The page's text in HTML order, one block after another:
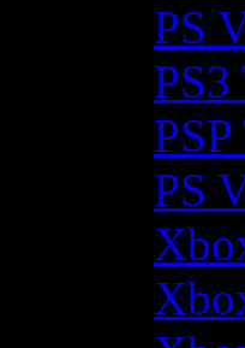
PS
PS3
PSP
PS